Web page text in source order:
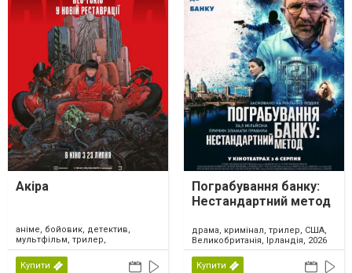
Акіра
аніме, бойовик, детектив,
мультфільм, трилер,
фантастика, Японія, 2026
Купити
Пограбування банку:
Нестандартний метод
драма, кримінал, трилер, США,
Великобританія, Ірландія, 2026
Купити